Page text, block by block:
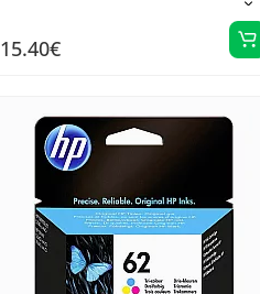
15.40€